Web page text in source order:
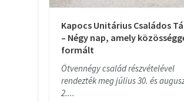
Kapocs Unitárius Családos
– Négy nap, amely
formált
Ötvennégy család részvételével
rendezték meg július 30. és
2....